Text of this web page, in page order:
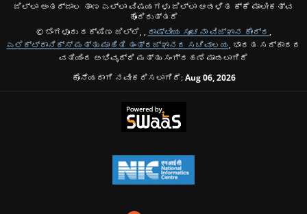
ಜಿಲ್ಲಾ ಅಂತರ್ಜಾಲ ತಾಣ ಎಲ್ಲಾ ವಿಷಯಗಳು ಜಿಲ್ಲಾ ಆಡಳಿತ ಕ್ಕೆ ಮಾಲೀಕತ್ವ
ಹೊಂದಿರುತ್ತದೆ
© ಬೆಂಗಳೂರು ದಕ್ಷಿಣ ಜಿಲ್ಲೆ, , ರಾಷ್ಟೀಯ ಸೂಚನಾ ವಿಜ್ಞಾನ ಕೇಂದ್ರ ,
ಎಲೆಕ್ಟ್ರಾನಿಕ್ಸ್ ಮತ್ತು ಮಾಹಿತಿ ತಂತ್ರಜ್ಞಾನದ ಸಚಿವಾಲಯ, ಭಾರತ ಸರ್ಕಾರದ
ವತಿಯಿಂದ ಅಭಿವೃದ್ಧಿ ಮತ್ತು ಸಂಗ್ರಹಣೆ ಮಾಡಲಾಗಿದೆ
ಕೊನೆಯದಾಗಿ ನವೀಕರಿಸಲಾಗಿದೆ:Aug 06, 2026